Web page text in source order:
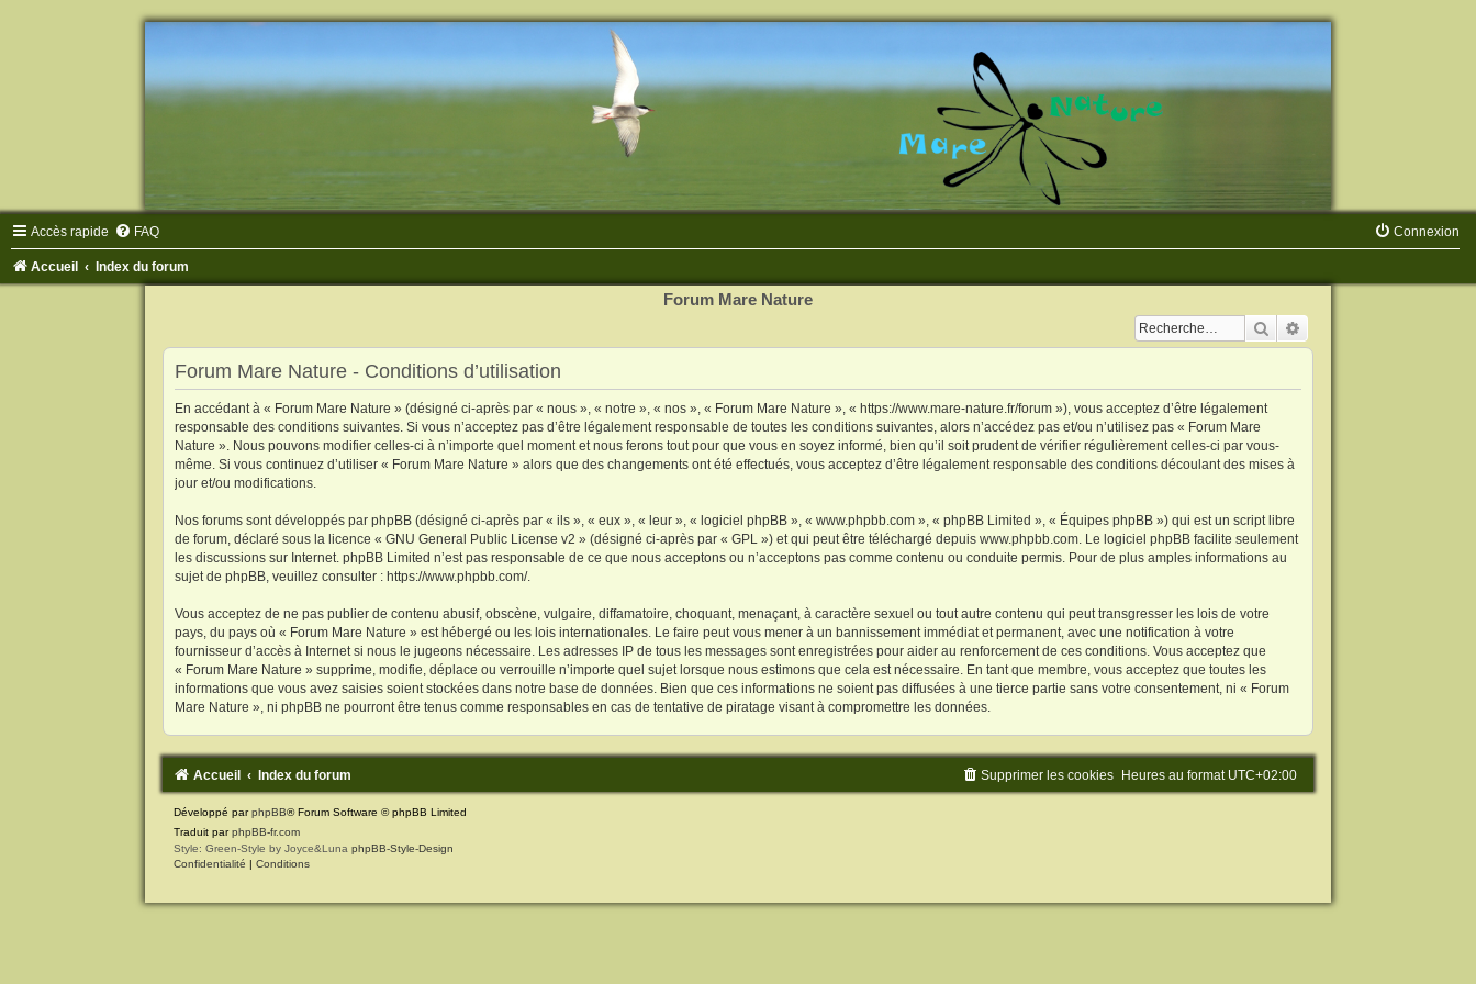
Accès rapide FAQ Connexion
Accueil Index du forum
Forum Mare Nature
Rechercher
Forum Mare Nature - Conditions d’utilisation
En accédant à « Forum Mare Nature » (désigné ci-après par « nous », « notre », « nos », « Forum Mare Nature », « https://www.mare-nature.fr/forum »), vous acceptez d’être légalement
responsable des conditions suivantes. Si vous n’acceptez pas d’être légalement responsable de toutes les conditions suivantes, alors n’accédez pas et/ou n’utilisez pas « Forum Mare
Nature ». Nous pouvons modifier celles-ci à n’importe quel moment et nous ferons tout pour que vous en soyez informé, bien qu’il soit prudent de vérifier régulièrement celles-ci par vous-
même. Si vous continuez d’utiliser « Forum Mare Nature » alors que des changements ont été effectués, vous acceptez d’être légalement responsable des conditions découlant des mises à
jour et/ou modifications.
Nos forums sont développés par phpBB (désigné ci-après par « ils », « eux », « leur », « logiciel phpBB », « www.phpbb.com », « phpBB Limited », « Équipes phpBB ») qui est un script libre
de forum, déclaré sous la licence « GNU General Public License v2 » (désigné ci-après par « GPL ») et qui peut être téléchargé depuis www.phpbb.com. Le logiciel phpBB facilite seulement
les discussions sur Internet. phpBB Limited n’est pas responsable de ce que nous acceptons ou n’acceptons pas comme contenu ou conduite permis. Pour de plus amples informations au
sujet de phpBB, veuillez consulter : https://www.phpbb.com/.
Vous acceptez de ne pas publier de contenu abusif, obscène, vulgaire, diffamatoire, choquant, menaçant, à caractère sexuel ou tout autre contenu qui peut transgresser les lois de votre
pays, du pays où « Forum Mare Nature » est hébergé ou les lois internationales. Le faire peut vous mener à un bannissement immédiat et permanent, avec une notification à votre
fournisseur d’accès à Internet si nous le jugeons nécessaire. Les adresses IP de tous les messages sont enregistrées pour aider au renforcement de ces conditions. Vous acceptez que
« Forum Mare Nature » supprime, modifie, déplace ou verrouille n’importe quel sujet lorsque nous estimons que cela est nécessaire. En tant que membre, vous acceptez que toutes les
informations que vous avez saisies soient stockées dans notre base de données. Bien que ces informations ne soient pas diffusées à une tierce partie sans votre consentement, ni « Forum
Mare Nature », ni phpBB ne pourront être tenus comme responsables en cas de tentative de piratage visant à compromettre les données.
Accueil Index du forum Heures au format UTC+02:00
Supprimer les cookies
Développé parphpBB® Forum Software © phpBB Limited
Traduit parphpBB-fr.com
Style: Green-Style by Joyce&Luna phpBB-Style-Design
Confidentialité | Conditions